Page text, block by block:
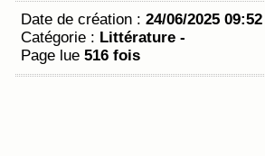
Date de création : 24/06/2025 09:52
Catégorie : Littérature -
Page lue 516 fois